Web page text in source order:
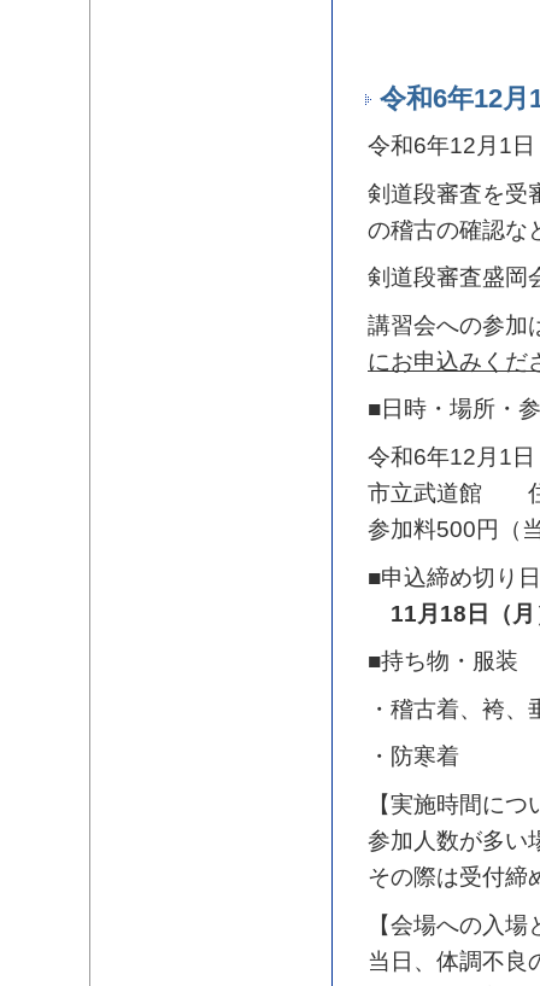
令和6年12月
令和6年12月1
剣道段審査を受
の稽古の確認な
剣道段審査盛岡
講習会への参加
にお申込みくだ
■日時・場所・
令和6年12月1
市立武道館 住
参加料500円（
■申込締め切り日
11月18日（月
■持ち物・服装
・稽古着、袴
・防寒着
【実施時間につ
参加人数が多い
その際は受付締
【会場への入
当日、体調不良